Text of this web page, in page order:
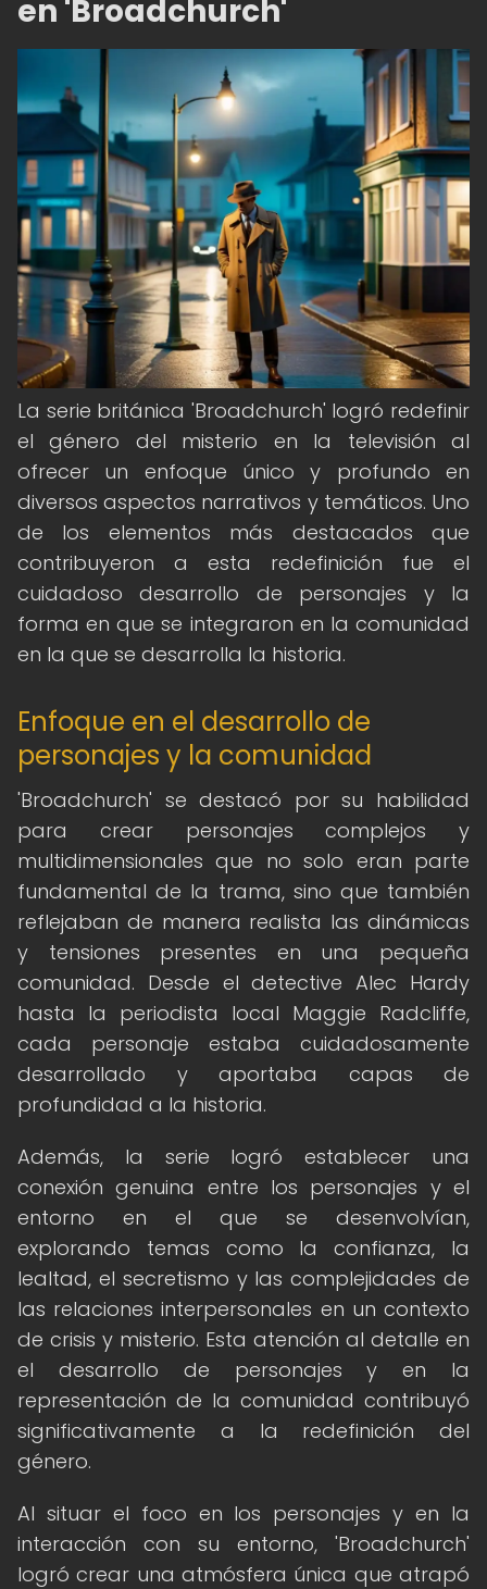
en 'Broadchurch'
La serie británica 'Broadchurch' logró redefinir
el género del misterio en la televisión al
ofrecer un enfoque único y profundo en
diversos aspectos narrativos y temáticos. Uno
de los elementos más destacados que
contribuyeron a esta redefinición fue el
cuidadoso desarrollo de personajes y la
forma en que se integraron en la comunidad
en la que se desarrolla la historia.
Enfoque en el desarrollo de
personajes y la comunidad
'Broadchurch' se destacó por su habilidad
para crear personajes complejos y
multidimensionales que no solo eran parte
fundamental de la trama, sino que también
reflejaban de manera realista las dinámicas
y tensiones presentes en una pequeña
comunidad. Desde el detective Alec Hardy
hasta la periodista local Maggie Radcliffe,
cada personaje estaba cuidadosamente
desarrollado y aportaba capas de
profundidad a la historia.
Además, la serie logró establecer una
conexión genuina entre los personajes y el
entorno en el que se desenvolvían,
explorando temas como la confianza, la
lealtad, el secretismo y las complejidades de
las relaciones interpersonales en un contexto
de crisis y misterio. Esta atención al detalle en
el desarrollo de personajes y en la
representación de la comunidad contribuyó
significativamente a la redefinición del
género.
Al situar el foco en los personajes y en la
interacción con su entorno, 'Broadchurch'
logró crear una atmósfera única que atrapó